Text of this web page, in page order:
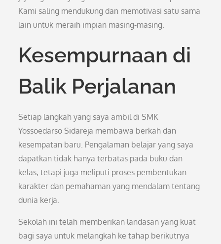
Kami saling mendukung dan memotivasi satu sama
lain untuk meraih impian masing-masing.
Kesempurnaan di
Balik Perjalanan
Setiap langkah yang saya ambil di SMK
Yossoedarso Sidareja membawa berkah dan
kesempatan baru. Pengalaman belajar yang saya
dapatkan tidak hanya terbatas pada buku dan
kelas, tetapi juga meliputi proses pembentukan
karakter dan pemahaman yang mendalam tentang
dunia kerja.
Sekolah ini telah memberikan landasan yang kuat
bagi saya untuk melangkah ke tahap berikutnya